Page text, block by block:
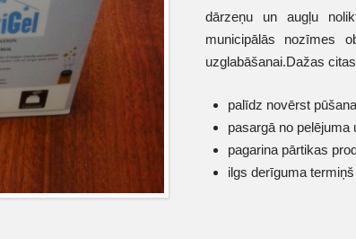
dārzeņu un augļu
municipālās nozīmes
uzglabāšanai.Dažas
palīdz novērst
pasargā no pelējuma
pagarina pārtikas
ilgs derīguma